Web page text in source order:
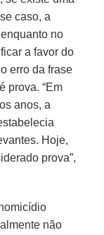
caso, a
no
a favor do
erro da frase
prova. “Em
anos, a
Hoje,
prova”,
não